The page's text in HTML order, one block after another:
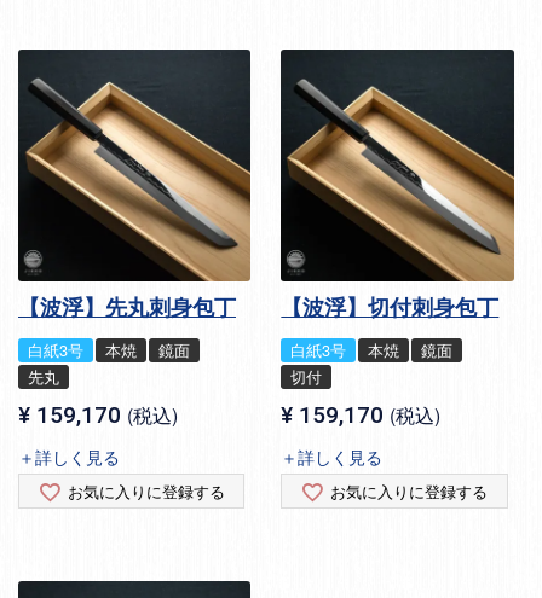
【波浮】先丸刺身包丁
白紙3号 本焼
鏡面
先丸
¥ 159,170 税込
＋詳しく見る
お気に入りに登録する
【波浮】切付刺身包丁
白紙3号 本焼
鏡面
切付
¥ 159,170 税込
＋詳しく見る
お気に入りに登録する